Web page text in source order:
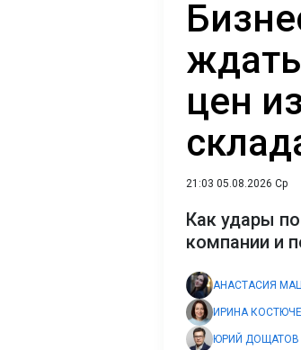
цен
21:03 05.08.2026 Ср
Как удары
компании и
АНАСТАСИЯ
ИРИНА
ЮРИЙ ДОЩАТОВ